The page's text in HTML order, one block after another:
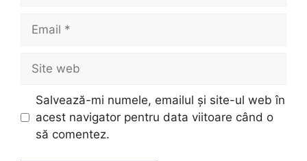
Email
Site
web
Salvează-mi numele, emailul și site-ul web în
acest navigator pentru data viitoare când o
să comentez.